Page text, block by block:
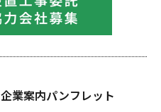
企業案内パンフレット